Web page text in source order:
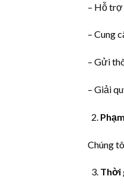
– Hỗ trợ
– Cung
– Gửi
– Giải
Chúng
Thời